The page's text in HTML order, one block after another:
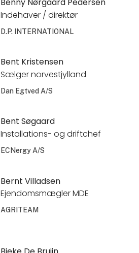
Benny Nørgaard Pedersen
Indehaver / direktør
D.P. INTERNATIONAL
Bent Kristensen
Sælger norvestjylland
Dan Egtved A/S
Bent Søgaard
Installations- og driftchef​
ECNergy A/S
Bernt Villadsen
Ejendomsmægler MDE
AGRITEAM